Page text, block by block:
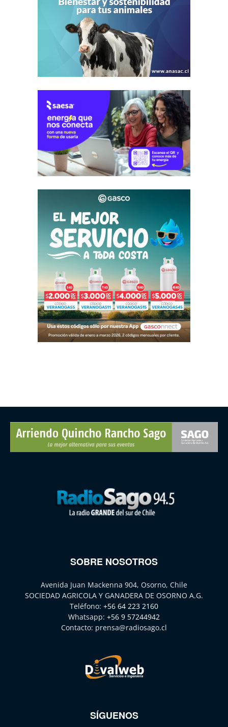
SOBRE NOSOTROS
Avenida Juan Mackenna 904, Osorno, Chile
SOCIEDAD AGRICOLA Y GANADERA DE OSORNO A.G.
Teléfono: +56 64 223 2160
Whatsapp: +56 9 57244942
Contacto: prensa@radiosago.cl
SÍGUENOS